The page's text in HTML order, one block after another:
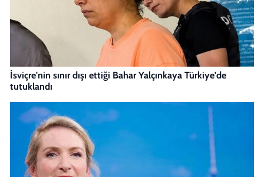
İsviçre'nin sınır dışı ettiği Bahar Yalçınkaya Türkiye'de
tutuklandı